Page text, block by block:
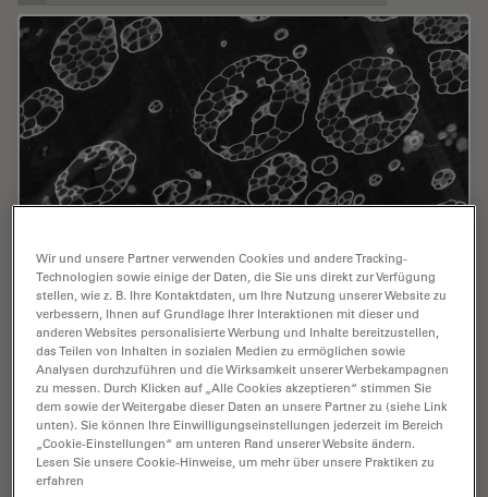
Ultramicrotomy Techniques for Materials
Sectioning
Learn about ultramicrotomy for materials sectioning
when investigating polymers and brittle materials with
transmission (TEM) or scanning electron microscopy
(SEM) or atomic force microscopy.
Wir und unsere Partner verwenden Cookies und andere Tracking-
Technologien sowie einige der Daten, die Sie uns direkt zur Verfügung
stellen, wie z. B. Ihre Kontaktdaten, um Ihre Nutzung unserer Website zu
verbessern, Ihnen auf Grundlage Ihrer Interaktionen mit dieser und
anderen Websites personalisierte Werbung und Inhalte bereitzustellen,
das Teilen von Inhalten in sozialen Medien zu ermöglichen sowie
Analysen durchzuführen und die Wirksamkeit unserer Werbekampagnen
zu messen. Durch Klicken auf „Alle Cookies akzeptieren“ stimmen Sie
dem sowie der Weitergabe dieser Daten an unsere Partner zu (siehe Link
unten). Sie können Ihre Einwilligungseinstellungen jederzeit im Bereich
„Cookie-Einstellungen“ am unteren Rand unserer Website ändern.
Lesen Sie unsere Cookie-Hinweise, um mehr über unsere Praktiken zu
erfahren